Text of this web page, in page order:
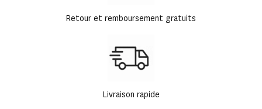
Retour et remboursement gratuits
Livraison rapide